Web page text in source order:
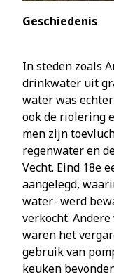
Geschiedenis
In steden zoals
drinkwater uit
water was
ook de riolering
men zijn
regenwater en
Vecht. Eind 18e
aangelegd,
water- werd
verkocht.
waren het
gebruik van
keuken